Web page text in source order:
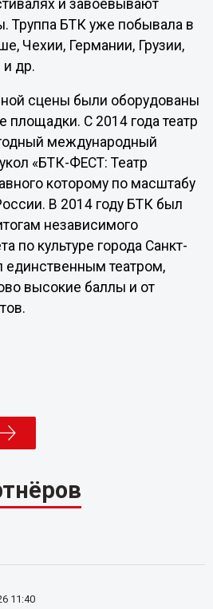
и завоевывают
Труппа БТК уже побывала в
Чехии, Германии, Грузии,
др.
сцены были оборудованы
площадки. С 2014 года театр
международный
«БТК-ФЕСТ: Театр
которому по масштабу
В 2014 году БТК был
независимого
по культуре города Санкт-
единственным театром,
высокие баллы и от
11:40